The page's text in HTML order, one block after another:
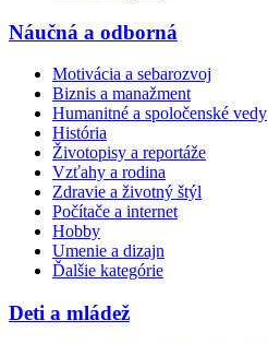
Náučná a odborná
Motivácia a sebarozvoj
Biznis a manažment
Humanitné a spoločenské vedy
História
Životopisy a reportáže
Vzťahy a rodina
Zdravie a životný štýl
Počítače a internet
Hobby
Umenie a dizajn
Ďalšie kategórie
Deti a mládež